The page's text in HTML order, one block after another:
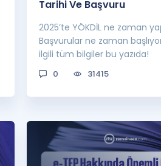
Tarihi Ve Başvuru
2025’te YÖKDİL ne zaman
Başvurular ne zaman
ilgili tüm bilgiler bu yazıda!
0 31415